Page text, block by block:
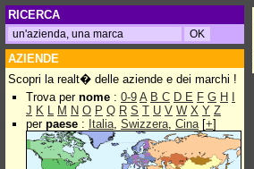
RICERCA
AZIENDE
Scopri la realt� delle aziende e dei marchi !
Trova per nome : 0-9 A B C D E F G H
J K L M N O P Q R S T U V W X Y Z
per paese : Italia, Swizzera, Cina[+]